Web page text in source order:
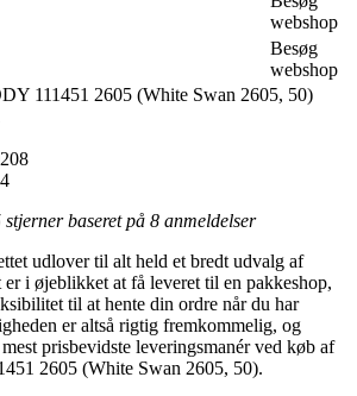
webshop
Besøg
webshop
111451 2605 (White Swan 2605, 50)
stjerner baseret på 8 anmeldelser
udlover til alt held et bredt udvalg af
i øjeblikket at få leveret til en pakkeshop,
til at hente din ordre når du har
er altså rigtig fremkommelig, og
prisbevidste leveringsmanér ved køb af
2605 (White Swan 2605, 50).